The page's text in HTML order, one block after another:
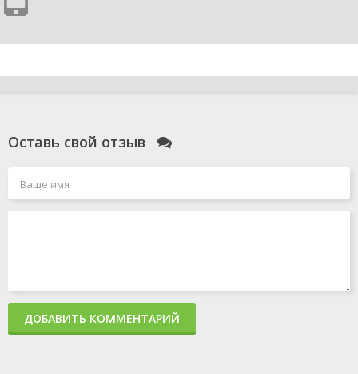
Оставь свой отзыв
ДОБАВИТЬ КОММЕНТАРИЙ